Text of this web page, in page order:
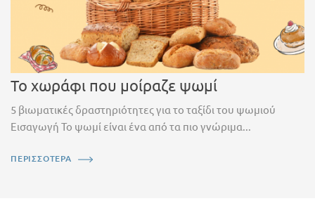
Το χωράφι που μοίραζε ψωμί
5 βιωματικές δραστηριότητες για το ταξίδι του ψωμιού
Εισαγωγή Το ψωμί είναι ένα από τα πιο γνώριμα...
ΠΕΡΙΣΣΟΤΕΡΑ